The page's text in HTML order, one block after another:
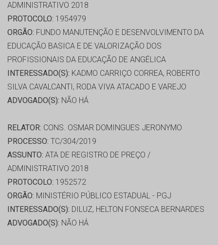
ADMINISTRATIVO 2018
PROTOCOLO: 1954979
ORGÃO: FUNDO MANUTENÇÃO E DESENVOLVIMENTO DA
EDUCAÇÃO BASICA E DE VALORIZAÇÃO DOS
PROFISSIONAIS DA EDUCAÇÃO DE ANGÉLICA
INTERESSADO(S): KADMO CARRIÇO CORREA, ROBERTO
SILVA CAVALCANTI, RODA VIVA ATACADO E VAREJO
ADVOGADO(S): NÃO HÁ
RELATOR: CONS. OSMAR DOMINGUES JERONYMO
PROCESSO: TC/304/2019
ASSUNTO: ATA DE REGISTRO DE PREÇO /
ADMINISTRATIVO 2018
PROTOCOLO: 1952572
ORGÃO: MINISTÉRIO PÚBLICO ESTADUAL - PGJ
INTERESSADO(S): DILUZ, HELTON FONSECA BERNARDES
ADVOGADO(S): NÃO HÁ